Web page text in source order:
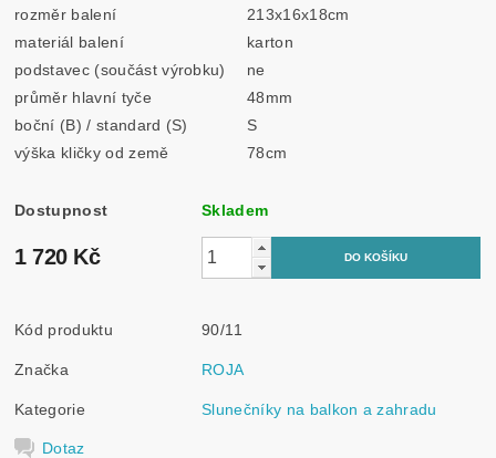
rozměr balení
213x16x18cm
materiál balení
karton
podstavec (součást výrobku)
ne
průměr hlavní tyče
48mm
boční (B) / standard (S)
S
výška kličky od země
78cm
Dostupnost Skladem
1 720 Kč
Kód produktu 90/11
Značka ROJA
Kategorie Slunečníky na balkon a zahradu
Dotaz